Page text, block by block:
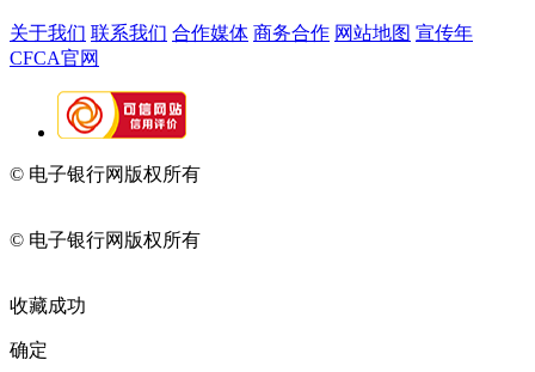
关于我们 联系我们 合作媒体 商务合作 网站地图 宣传年
CFCA官网
© 电子银行网版权所有
© 电子银行网版权所有
收藏成功
确定